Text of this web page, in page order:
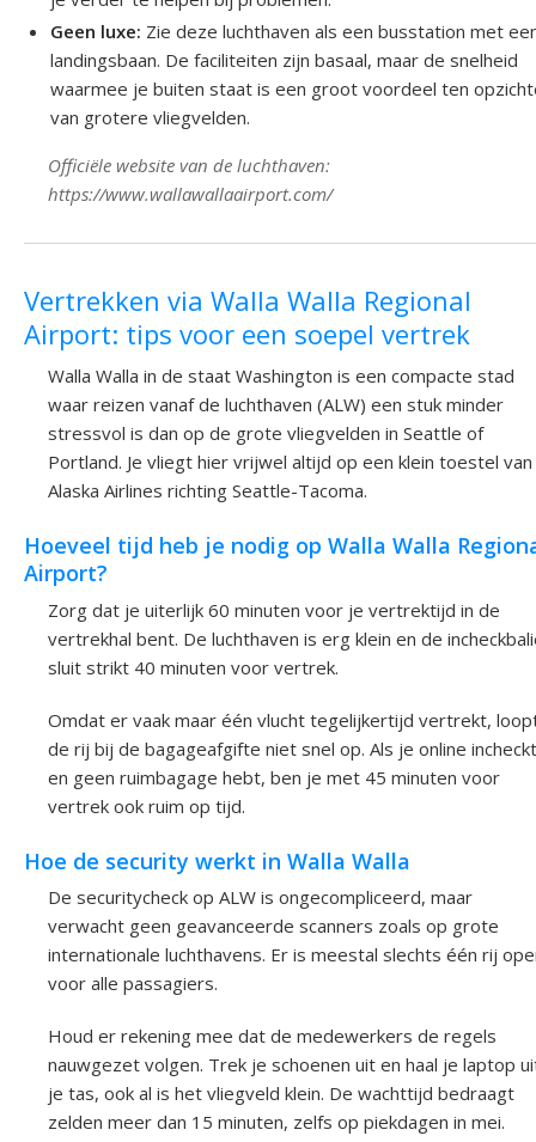
Geen luxe: Zie deze luchthaven als een busstation met
landingsbaan. De faciliteiten zijn basaal, maar de snelheid
waarmee je buiten staat is een groot voordeel ten
van grotere vliegvelden.
Officiële website van de luchthaven:
https://www.wallawallaairport.com/
Vertrekken via Walla Walla Regional
Airport: tips voor een soepel vertrek
Walla Walla in de staat Washington is een compacte stad
waar reizen vanaf de luchthaven (ALW) een stuk minder
stressvol is dan op de grote vliegvelden in Seattle of
Portland. Je vliegt hier vrijwel altijd op een klein toestel van
Alaska Airlines richting Seattle-Tacoma.
Hoeveel tijd heb je nodig op Walla Walla
Airport?
Zorg dat je uiterlijk 60 minuten voor je vertrektijd in de
vertrekhal bent. De luchthaven is erg klein en de
sluit strikt 40 minuten voor vertrek.
Omdat er vaak maar één vlucht tegelijkertijd vertrekt,
de rij bij de bagageafgifte niet snel op. Als je online incheckt
en geen ruimbagage hebt, ben je met 45 minuten voor
vertrek ook ruim op tijd.
Hoe de security werkt in Walla Walla
De securitycheck op ALW is ongecompliceerd, maar
verwacht geen geavanceerde scanners zoals op grote
internationale luchthavens. Er is meestal slechts één rij
voor alle passagiers.
Houd er rekening mee dat de medewerkers de regels
nauwgezet volgen. Trek je schoenen uit en haal je laptop
je tas, ook al is het vliegveld klein. De wachttijd bedraagt
zelden meer dan 15 minuten, zelfs op piekdagen in mei.